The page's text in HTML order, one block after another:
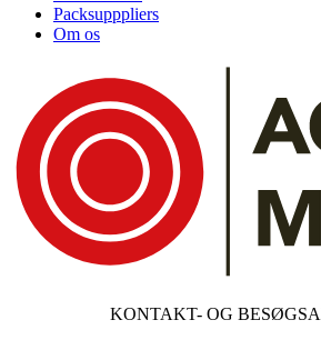
Packsupppliers
Om os
KONTAKT- OG